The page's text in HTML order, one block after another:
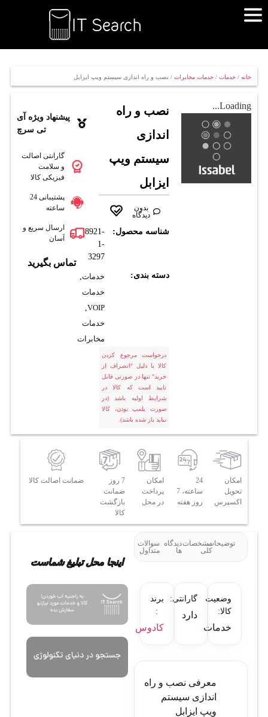
خانه/ خدمات/ خدمات مخابرات/ نصب و راه اندازی سیستم ویپ ایزابل
Loading...
نصب و راه
اندازی
سیستم ویپ
ایزابل
بدون
دیدگاه
شناسه محصول:
8921-
1-
3297
دسته بندی: خدمات,
خدمات
VOIP
,
خدمات
مخابرات
درخواست مرجوع کردن
کالا با دلیل "انصراف از
خرید" تنها در صورتی قابل
تایید است که کالا در
شرایط اولیه باشد (در
صورت پلمپ بودن، کالا
نباید باز شده باشد).
پیشنهاد ویژه آی
تی سرچ
گارانتی اصالت
و سلامت
فیزیکی کالا
پشتیبانی 24
ساعته
ارسال سریع و
آسان
تماس بگیرید
امکان
تحویل
اکسپرس
24
ساعته، 7
روز هفته
امکان
پرداخت
در محل
7 روز
ضمانت
بازگشت
کالا
ضمانت اصالت کالا
توضیحاتمشخصات
کلی
دیدگاه
ها
سوالات
متداول
وضعیت
کالا:
خدمات
گارانتی:
دارد
برند
:
کادوس
معرفی نصب و راه
اندازی سیستم
ویپ ایزابل
اینجا محل تبلیغ شماست